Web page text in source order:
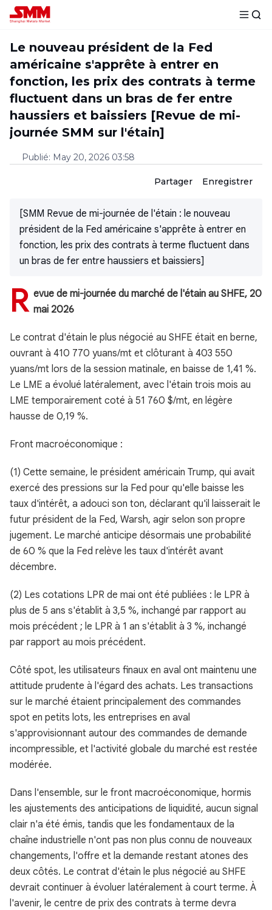
Le nouveau président de la Fed
américaine s'apprête à entrer en
fonction, les prix des contrats à terme
fluctuent dans un bras de fer entre
haussiers et baissiers [Revue de mi-
journée SMM sur l'étain]
Publié: May 20, 2026 03:58
Partager Enregistrer
[SMM Revue de mi-journée de l'étain : le nouveau
président de la Fed américaine s'apprête à entrer en
fonction, les prix des contrats à terme fluctuent dans
un bras de fer entre haussiers et baissiers]
R evue de mi-journée du marché de l'étain au SHFE, 20
mai 2026
Le contrat d'étain le plus négocié au SHFE était en berne,
ouvrant à 410 770 yuans/mt et clôturant à 403 550
yuans/mt lors de la session matinale, en baisse de 1,41 %.
Le LME a évolué latéralement, avec l'étain trois mois au
LME temporairement coté à 51 760 $/mt, en légère
hausse de 0,19 %.
Front macroéconomique :
(1) Cette semaine, le président américain Trump, qui avait
exercé des pressions sur la Fed pour qu'elle baisse les
taux d'intérêt, a adouci son ton, déclarant qu'il laisserait le
futur président de la Fed, Warsh, agir selon son propre
jugement. Le marché anticipe désormais une probabilité
de 60 % que la Fed relève les taux d'intérêt avant
décembre.
(2) Les cotations LPR de mai ont été publiées : le LPR à
plus de 5 ans s'établit à 3,5 %, inchangé par rapport au
mois précédent ; le LPR à 1 an s'établit à 3 %, inchangé
par rapport au mois précédent.
Côté spot, les utilisateurs finaux en aval ont maintenu une
attitude prudente à l'égard des achats. Les transactions
sur le marché étaient principalement des commandes
spot en petits lots, les entreprises en aval
s'approvisionnant autour des commandes de demande
incompressible, et l'activité globale du marché est restée
modérée.
Dans l'ensemble, sur le front macroéconomique, hormis
les ajustements des anticipations de liquidité, aucun signal
clair n'a été émis, tandis que les fondamentaux de la
chaîne industrielle n'ont pas non plus connu de nouveaux
changements, l'offre et la demande restant atones des
deux côtés. Le contrat d'étain le plus négocié au SHFE
devrait continuer à évoluer latéralement à court terme. À
l'avenir, le centre de prix des contrats à terme devra